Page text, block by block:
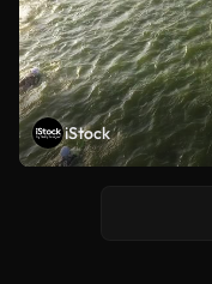
iStock